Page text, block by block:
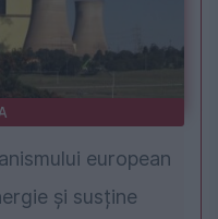
european
și susține